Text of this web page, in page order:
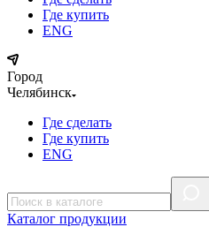
Где купить
ENG
Город
Челябинск
Где сделать
Где купить
ENG
Каталог продукции